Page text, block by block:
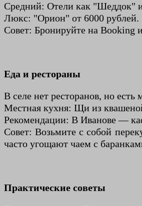
Средний: Отели как "Шеддок"
Люкс: "Орион" от 6000 рублей.
Совет: Бронируйте на Booking
Еда и рестораны
В селе нет ресторанов, но
Местная кухня: Щи из
Рекомендации: В Иванове —
Совет: Возьмите с собой
часто угощают чаем с
Практические советы